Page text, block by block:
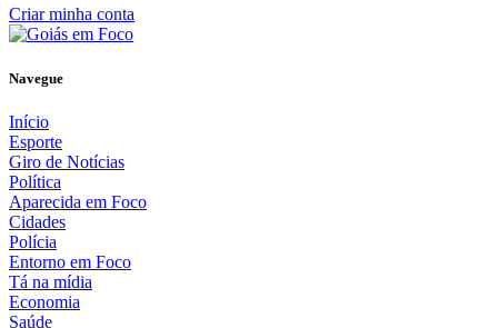
Criar minha conta
Navegue
Início
Esporte
Giro de Notícias
Política
Aparecida em Foco
Cidades
Polícia
Entorno em Foco
Tá na mídia
Economia
Saúde